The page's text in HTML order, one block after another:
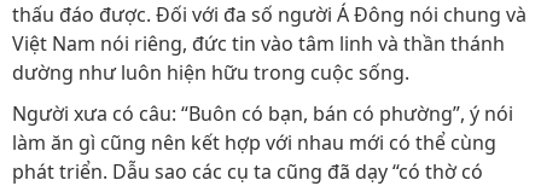
thấu đáo được. Đối với đa số người Á Đông nói chung và
Việt Nam nói riêng, đức tin vào tâm linh và thần thánh
dường như luôn hiện hữu trong cuộc sống.
Người xưa có câu: “Buôn có bạn, bán có phường”, ý nói
làm ăn gì cũng nên kết hợp với nhau mới có thể cùng
phát triển. Dẫu sao các cụ ta cũng đã dạy “có thờ có